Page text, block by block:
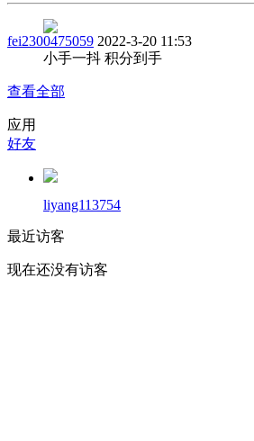
fei2300475059 2022-3-20 11:53
小手一抖 积分到手
查看全部
应用
好友
liyang113754
最近访客
现在还没有访客